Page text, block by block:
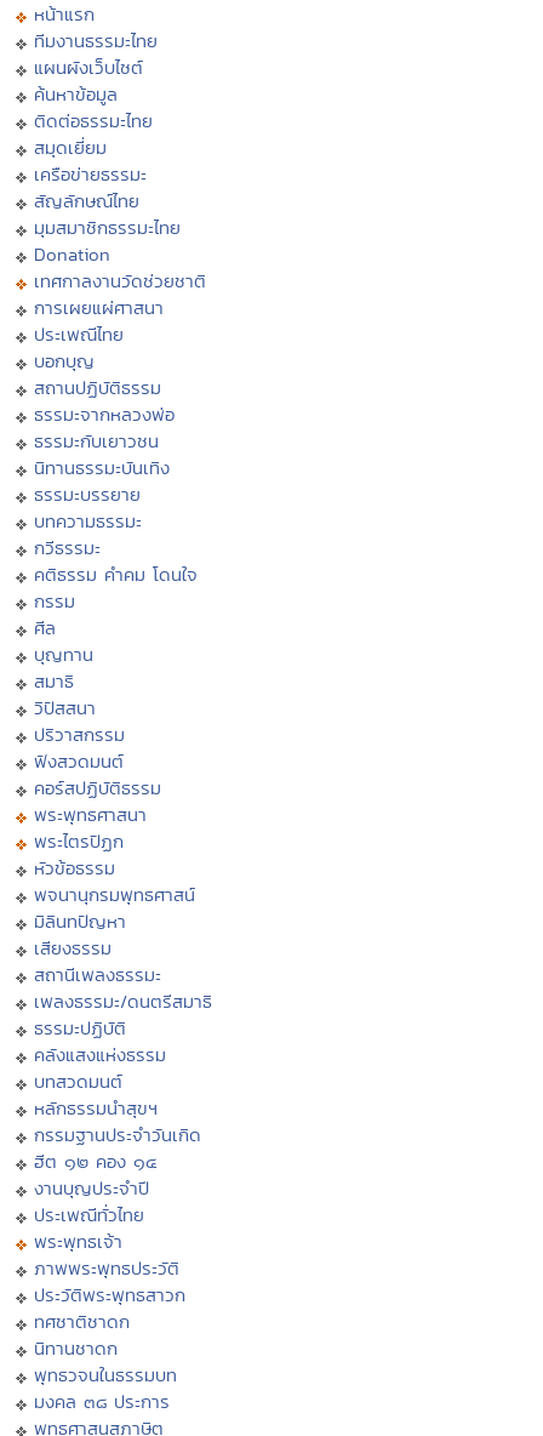
หน้าแรก
ทีมงานธรรมะไทย
แผนผังเว็บไซต์
ค้นหาข้อมูล
ติดต่อธรรมะไทย
สมุดเยี่ยม
เครือข่ายธรรมะ
สัญลักษณ์ไทย
มุมสมาชิกธรรมะไทย
Donation
เทศกาลงานวัดช่วยชาติ
การเผยแผ่ศาสนา
ประเพณีไทย
บอกบุญ
สถานปฏิบัติธรรม
ธรรมะจากหลวงพ่อ
ธรรมะกับเยาวชน
นิทานธรรมะบันเทิง
ธรรมะบรรยาย
บทความธรรมะ
กวีธรรมะ
คติธรรม คำคม โดนใจ
กรรม
ศีล
บุญทาน
สมาธิ
วิปัสสนา
ปริวาสกรรม
ฟังสวดมนต์
คอร์สปฏิบัติธรรม
พระพุทธศาสนา
พระไตรปิฏก
หัวข้อธรรม
พจนานุกรมพุทธศาสน์
มิลินทปัญหา
เสียงธรรม
สถานีเพลงธรรมะ
เพลงธรรมะ/ดนตรีสมาธิ
ธรรมะปฏิบัติ
คลังแสงแห่งธรรม
บทสวดมนต์
หลักธรรมนำสุขฯ
กรรมฐานประจำวันเกิด
ฮีต ๑๒ คอง ๑๔
งานบุญประจำปี
ประเพณีทั่วไทย
พระพุทธเจ้า
ภาพพระพุทธประวัติ
ประวัติพระพุทธสาวก
ทศชาติชาดก
นิทานชาดก
พุทธวจนในธรรมบท
มงคล ๓๘ ประการ
พุทธศาสนสุภาษิต